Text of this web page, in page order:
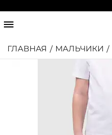
ГЛАВНАЯ / МАЛЬЧИКИ /